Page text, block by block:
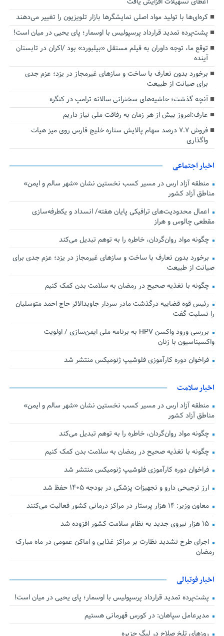
کره‌ای‌ها با تولید مواد اصلی نمایشگرها بازار تلویزیون را تغییر می‌دهند
پشت‌پرده تمدید قرارداد پرسپولیس با اوسمار؛ پای یحیی در میان است!
توقع ما، توجه داوران به فیلم مستقل «بیلبورد» بود /اکران در تابستان
آینده
برخورد بدون تعارف با ساخت‌ و سازهای غیرمجاز در یزد؛ عزم جدی
برای صیانت از طبیعت
آنچه گذشت؛ حاشیه‌های سخنرانی سالانه ترامپ در کنگره
عارف:امروز بیش از هر زمان به رفاقت ملی نیاز داریم
فروش ۷.۷ درصد سهام پالایش ستاره خلیج فارس روی میز هیات
واگذاری
اخبار اجتماعی
منطقه آزاد ارس در مسیر کسب نخستین نشان «شهر سالم و ایمن»
مناطق آزاد کشور
اعمال محدودیت‌های ترافیکی پایان هفته/ انسداد و یکطرفه‌سازی
مقطعی چالوس و هراز
چگونه مواد روان‌گردان، خاطره را به توهم تبدیل می‌کند
برخورد بدون تعارف با ساخت‌ و سازهای غیرمجاز در یزد؛ عزم جدی برای
صیانت از طبیعت
چگونه با تغذیه صحیح در رمضان به سلامت بدن کمک کنیم
رئیس قوه قضاییه درگذشت مادر سردار جاویدالاثر حاج احمد متوسلیان
را تسلیت گفت
بررسی ورود واکسن HPV به برنامه ملی ایمن‌سازی / اولویت
واکسیناسیون با زنان
فراخوان دوره کارآموزی فلوشیپ ژنومیکس منتشر شد
اخبار سلامت
منطقه آزاد ارس در مسیر کسب نخستین نشان «شهر سالم و ایمن»
مناطق آزاد کشور
چگونه مواد روان‌گردان، خاطره را به توهم تبدیل می‌کند
چگونه با تغذیه صحیح در رمضان به سلامت بدن کمک کنیم
فراخوان دوره کارآموزی فلوشیپ ژنومیکس منتشر شد
ارز ترجیحی دارو و تجهیزات پزشکی در بودجه ۱۴۰۵ حفظ شد
معاون وزیر: ۱۴ هزار پرستار در مراکز درمانی کشور فعالیت می‌کنند
۱۵ هزار نیروی جدید به نظام سلامت کشور افزوده شد
اجرای طرح تشدید نظارت بر مراکز غذایی و اماکن عمومی در ماه مبارک
رمضان
اخبار فوتبالی
پشت‌پرده تمدید قرارداد پرسپولیس با اوسمار؛ پای یحیی در میان است!
مدیرعامل سپاهان: در کورس قهرمانی هستیم
روزهای تلخ صلاح در لیگ جزیره